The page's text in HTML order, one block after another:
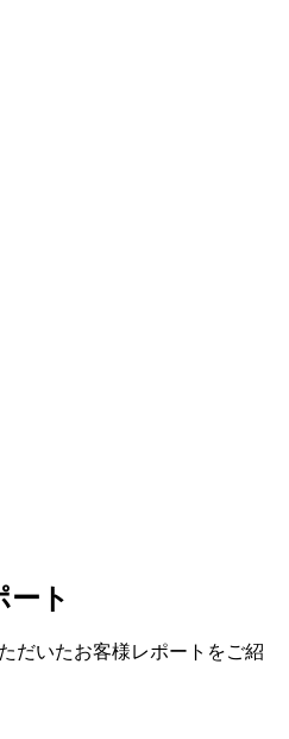
ート
だいたお客様レポートをご紹